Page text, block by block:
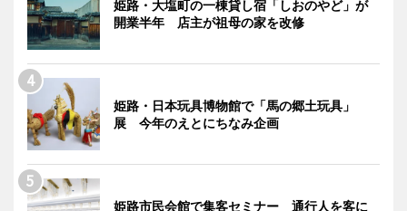
姫路・大塩町の一棟貸し宿「しおのやど」が
開業半年 店主が祖母の家を改修
姫路・日本玩具博物館で「馬の郷土玩具」
展 今年のえとにちなみ企画
姫路市民会館で集客セミナー 通行人を客に